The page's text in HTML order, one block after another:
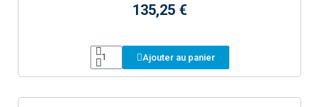
135,25 €
Ajouter au panier